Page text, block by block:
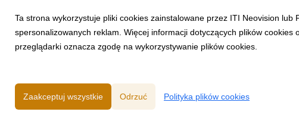
Ta strona wykorzystuje pliki cookies zainstalowane przez ITI Neovision
spersonalizowanych reklam. Więcej informacji dotyczących plików
przeglądarki oznacza zgodę na wykorzystywanie plików cookies.
Zaakceptuj wszystkie Odrzuć Polityka plików cookies